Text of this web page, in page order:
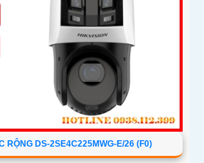
RỘNG DS-2SE4C225MWG-E/26 (F0)